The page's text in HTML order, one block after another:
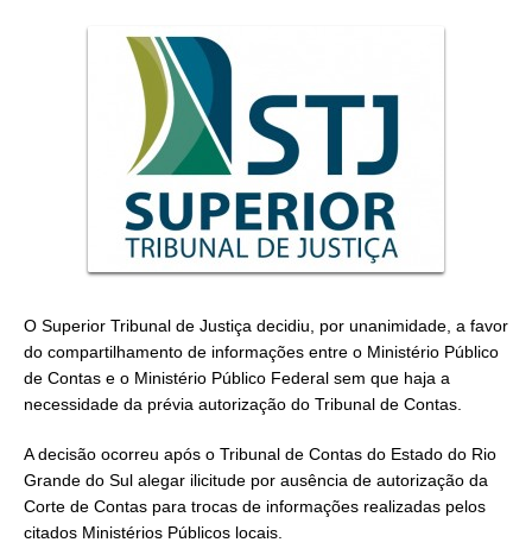
O Superior Tribunal de Justiça decidiu, por unanimidade, a favor
do compartilhamento de informações entre o Ministério Público
de Contas e o Ministério Público Federal sem que haja a
necessidade da prévia autorização do Tribunal de Contas.
A decisão ocorreu após o Tribunal de Contas do Estado do Rio
Grande do Sul alegar ilicitude por ausência de autorização da
Corte de Contas para trocas de informações realizadas pelos
citados Ministérios Públicos locais.